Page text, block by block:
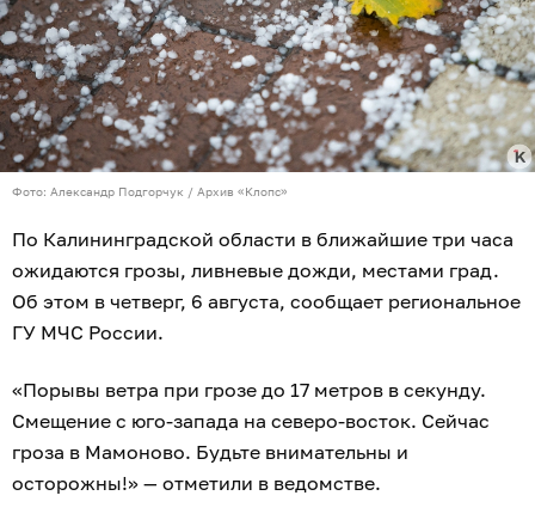
Фото: Александр Подгорчук / Архив «Клопс»
По Калининградской области в ближайшие три часа
ожидаются грозы, ливневые дожди, местами град.
Об этом в четверг, 6 августа, сообщает региональное
ГУ МЧС России.
«Порывы ветра при грозе до 17 метров в секунду.
Смещение с юго-запада на северо-восток. Сейчас
гроза в Мамоново. Будьте внимательны и
осторожны!» — отметили в ведомстве.